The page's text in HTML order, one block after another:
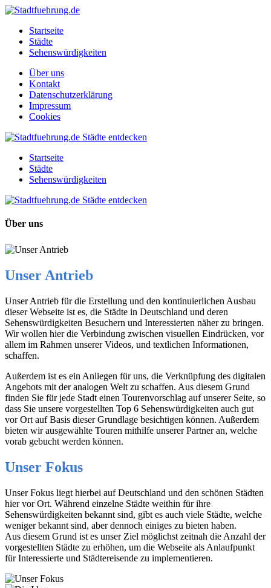
Startseite
Städte
Sehenswürdigkeiten
Über uns
Kontakt
Datenschutzerklärung
Impressum
Cookies
Startseite
Städte
Sehenswürdigkeiten
Über uns
Unser Antrieb
Unser Antrieb für die Erstellung und den kontinuierlichen Ausbau
dieser Webseite ist es, die Städte in Deutschland und deren
Sehenswürdigkeiten Besuchern und Interessierten näher zu bringen.
Wir wollen hier die Verbindung zwischen visuellen Eindrücken, vor
allem im Rahmen unserer Videos, und textlichen Informationen,
schaffen.
Außerdem ist es ein Anliegen für uns, die Verknüpfung des digitalen
Angebots mit der analogen Welt zu schaffen. Aus diesem Grund
finden Sie für jede Stadt einen Tourenvorschlag auf unserer Seite, so
dass Sie unsere vorgestellten Top 6 Sehenswürdigkeiten auch gut
vor Ort auf Basis dieser Grundlage besichtigen können. Außerdem
bieten wir ausgewählte Touren mithilfe unserer Partner an, welche
vorab gebucht werden können.
Unser Fokus
Unser Fokus liegt hierbei auf Deutschland und den schönen Städten
hier vor Ort. Während einzelne Städte weithin für ihre
Sehenswürdigkeiten bekannt sind, gibt es auch viele Städte, welche
weniger bekannt sind, aber dennoch einiges zu bieten haben.
Aus diesem Grund ist es unser Ziel möglichst zeitnah die Anzahl der
vorgestellten Städte zu erhöhen, um die Webseite als Anlaufpunkt
für Interessierte und Städtereisende zu implementieren.